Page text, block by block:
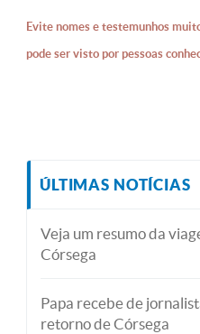
Evite nomes e testemunhos
pode ser visto por pessoas
ÚLTIMAS NOTÍCIAS
Veja um resumo da
Córsega
Papa recebe de
retorno de Córsega